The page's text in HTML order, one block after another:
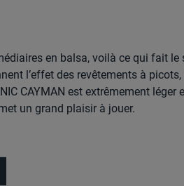
en balsa, voilà ce qui fait le
l’effet des revêtements à
CAYMAN est extrêmement léger
un grand plaisir à jouer.